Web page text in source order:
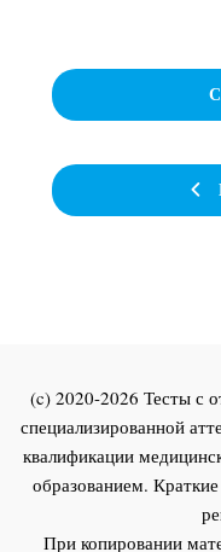
(c) 2020-2026 Тесты с
специализированной
квалификации
образованием.
При копировании